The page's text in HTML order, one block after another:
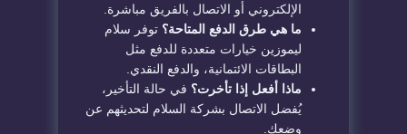
الإلكتروني أو الاتصال بالفريق مباشرة.
ما هي طرق الدفع المتاحة؟ توفر سلام
ليموزين خيارات متعددة للدفع مثل
البطاقات الائتمانية، والدفع النقدي.
ماذا أفعل إذا تأخرت؟ في حالة التأخير،
يُفضل الاتصال بشركة السلام لتحديثهم عن
وضعك.